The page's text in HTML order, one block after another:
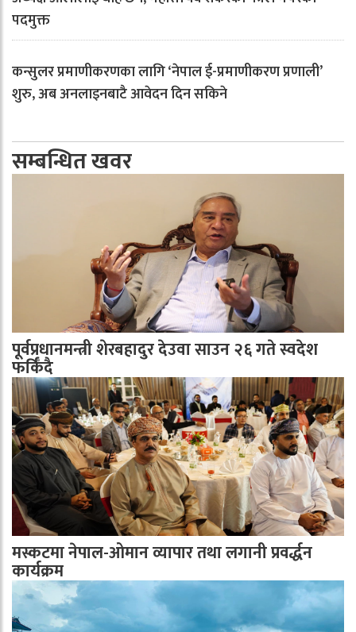
पदमुक्त
कन्सुलर प्रमाणीकरणका लागि ‘नेपाल ई-प्रमाणीकरण प्रणाली’
शुरु, अब अनलाइनबाटै आवेदन दिन सकिने
सम्बन्धित खवर
पूर्वप्रधानमन्त्री शेरबहादुर देउवा साउन २६ गते स्वदेश
फर्किँदै
मस्कटमा नेपाल-ओमान व्यापार तथा लगानी प्रवर्द्धन
कार्यक्रम